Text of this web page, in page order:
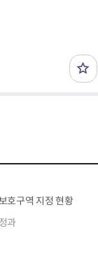
호구역 지정 현황
과